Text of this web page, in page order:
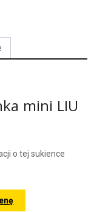
mini LIU
o tej sukience